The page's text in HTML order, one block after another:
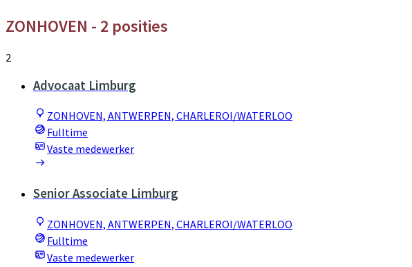
ZONHOVEN - 2 posities
2
Advocaat Limburg
ZONHOVEN, ANTWERPEN, CHARLEROI/WATERLOO
Fulltime
Vaste medewerker
Senior Associate Limburg
ZONHOVEN, ANTWERPEN, CHARLEROI/WATERLOO
Fulltime
Vaste medewerker